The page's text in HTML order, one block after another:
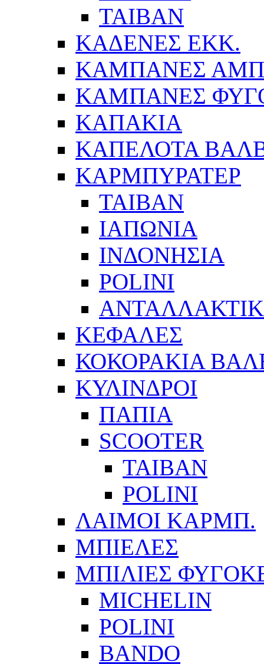
ΤΑΙΒΑΝ
ΚΑΔΕΝΕΣ ΕΚΚ.
ΚΑΜΠΑΝΕΣ
ΚΑΜΠΑΝΕΣ
ΚΑΠΑΚΙΑ
ΚΑΠΕΛΟΤΑ
ΚΑΡΜΠΥΡΑΤΕΡ
ΤΑΙΒΑΝ
ΙΑΠΩΝΙΑ
ΙΝΔΟΝΗΣΙΑ
POLINI
ΚΕΦΑΛΕΣ
ΚΟΚΟΡΑΚΙΑ
ΚΥΛΙΝΔΡΟΙ
ΠΑΠΙΑ
SCOOTER
ΤΑΙΒΑΝ
POLINI
ΛΑΙΜΟΙ ΚΑΡΜΠ.
ΜΠΙΕΛΕΣ
ΜΠΙΛΙΕΣ
MICHELIN
POLINI
BANDO